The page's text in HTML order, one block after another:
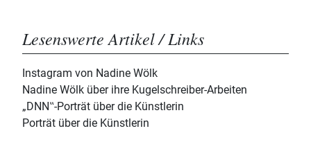
Lesenswerte Artikel / Links
Instagram von Nadine Wölk
Nadine Wölk über ihre Kugelschreiber-Arbeiten
„DNN‟-Porträt über die Künstlerin
Porträt über die Künstlerin